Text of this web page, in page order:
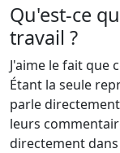
Qu'est-ce
travail ?
J'aime le fait que
Étant la seule
parle
leurs
directement dans